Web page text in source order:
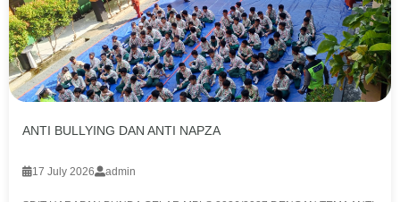
ANTI BULLYING DAN ANTI NAPZA
17 July 2026 admin